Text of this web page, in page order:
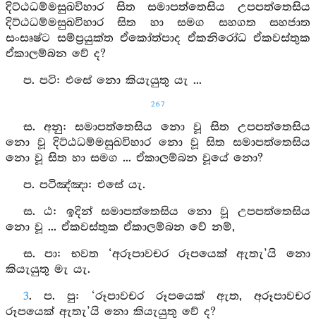
දිට්ඨධම්මසුඛවිහාර සිත සමාපත්තෙසිය උපපත්තෙසිය
දිට්ඨධම්මසුඛවිහාර සිත හා සමග සහගත සහජාත
සංසෘෂ්ට සම්ප්‍රයුක්ත ඒකෝත්පාද ඒකනිරෝධ ඒකවස්තුක
ඒකාලම්බන වේ ද?
ප. පටි: එසේ නො කියැයුතු යැ ...
267
ස. අනු: සමාපත්තෙසිය නො වූ සිත උපපත්තෙසිය
නො වූ දිට්ඨධම්මසුඛවිහාර නො වූ සිත සමාපත්තෙසිය
නො වූ සිත හා සමග ... ඒකාලම්බන වූයේ නො?
ප. පටිඤ්‍ඤා: එසේ යැ.
ස. ඨ: ඉදින් සමාපත්තෙසිය නො වූ උපපත්තෙසිය
නො වූ ... ඒකවස්තුක ඒකාලම්බන වේ නම්,
ස. පා: භවත ‘අරූපාවචර රූපයෙක් ඇතැ’යි නො
කියැයුතු මැ යැ.
3. ප. පු: ‘රූපාවචර රූපයෙක් ඇත, අරූපාවචර
රූපයෙක් ඇතැ’යි නො කියැයුතු වේ ද?